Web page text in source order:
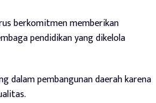
berkomitmen memberikan
pendidikan yang dikelola
dalam pembangunan daerah karena